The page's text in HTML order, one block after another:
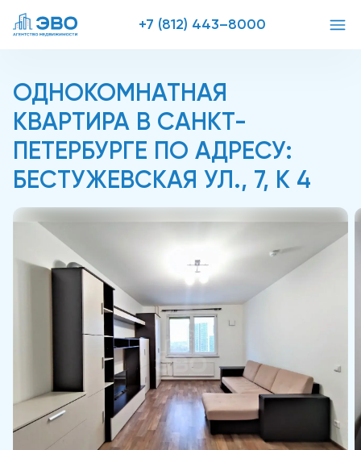
+7 (812) 443–8000
ОДНОКОМНАТНАЯ
КВАРТИРА В САНКТ-
ПЕТЕРБУРГЕ ПО АДРЕСУ:
БЕСТУЖЕВСКАЯ УЛ., 7, К 4